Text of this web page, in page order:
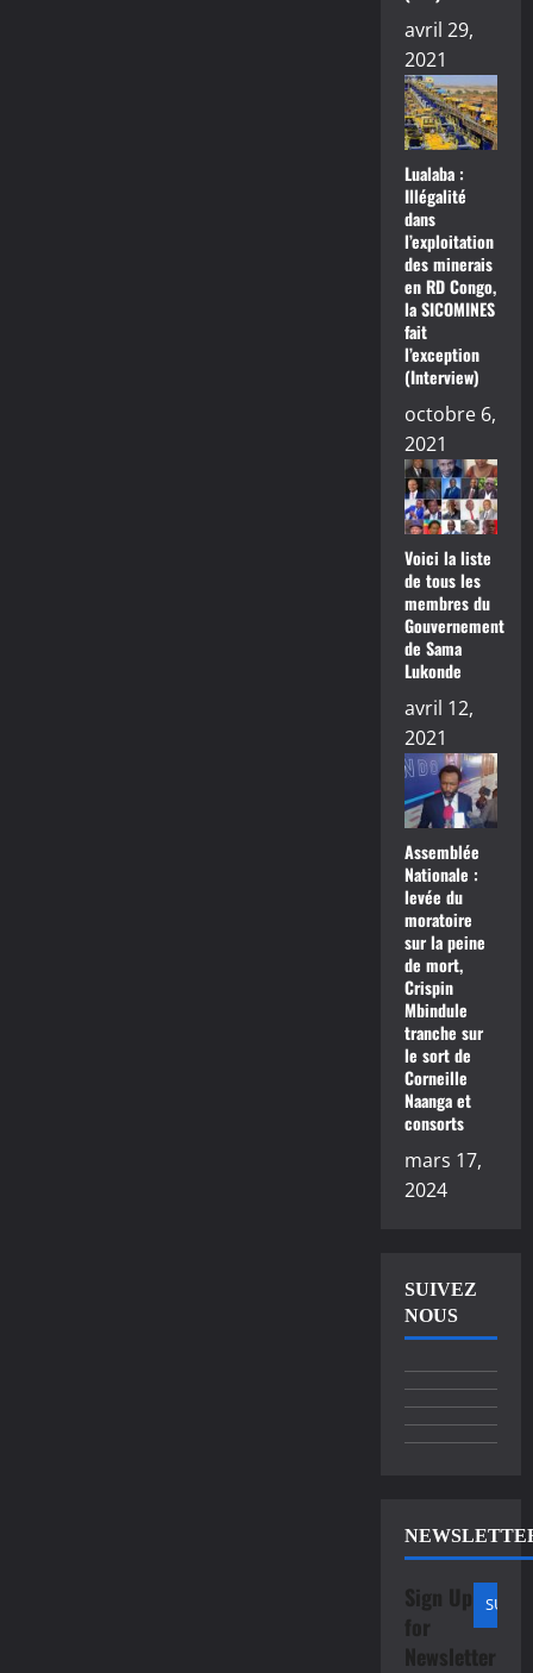
avril 29,
2021
Lualaba :
Illégalité
dans
l’exploitation
des minerais
en RD Congo,
la SICOMINES
fait
l’exception
(Interview)
octobre 6,
2021
Voici la liste
de tous les
membres du
Gouvernement
de Sama
Lukonde
avril 12,
2021
Assemblée
Nationale :
levée du
moratoire
sur la peine
de mort,
Crispin
Mbindule
tranche sur
le sort de
Corneille
Naanga et
consorts
mars 17,
2024
SUIVEZ
NOUS
Sign Up
for
Newsletter